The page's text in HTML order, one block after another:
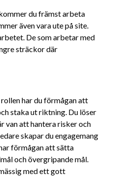
du främst arbeta
även vara ute på site.
De som arbetar med
sträckor där
har du förmågan att
staka ut riktning. Du löser
van att hantera risker och
skapar du engagemang
förmågan att sätta
och övergripande mål.
med ett gott